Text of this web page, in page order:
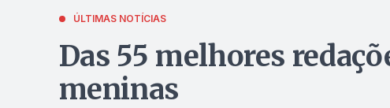
ÚLTIMAS NOTÍCIAS
Das 55 melhores
meninas